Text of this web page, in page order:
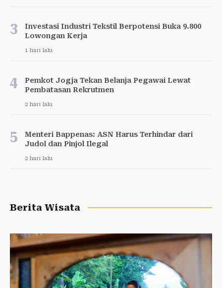
3
Investasi Industri Tekstil Berpotensi Buka 9.800
Lowongan Kerja
1 hari lalu
4
Pemkot Jogja Tekan Belanja Pegawai Lewat
Pembatasan Rekrutmen
2 hari lalu
5
Menteri Bappenas: ASN Harus Terhindar dari
Judol dan Pinjol Ilegal
2 hari lalu
Berita Wisata